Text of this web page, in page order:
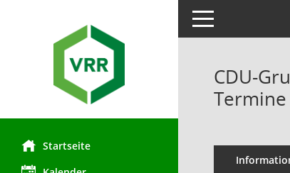
Startseite
Toggle navigation
CDU-